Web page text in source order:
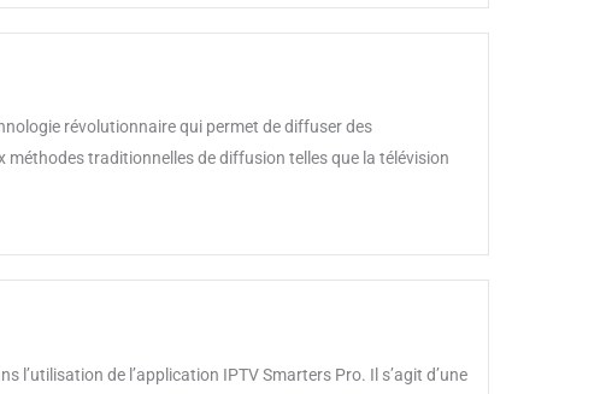
révolutionnaire qui permet de diffuser des
traditionnelles de diffusion telles que la télévision
l’utilisation de l’application IPTV Smarters Pro. Il s’agit d’une